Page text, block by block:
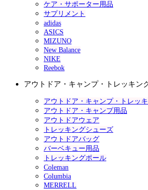
ケア・サポーター用品
サプリメント
adidas
ASICS
MIZUNO
New Balance
NIKE
Reebok
アウトドア・キャンプ・トレッキン
アウトドア・キャンプ・トレッ
アウトドア・キャンプ用品
アウトドアウェア
トレッキングシューズ
アウトドアバッグ
バーベキュー用品
トレッキングポール
Coleman
Columbia
MERRELL